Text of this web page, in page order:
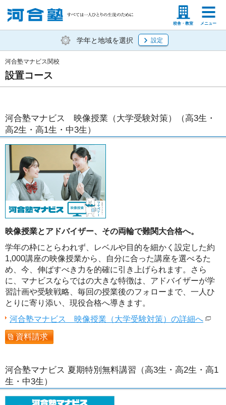
校舎・教室 メニュー
塾生の方 高等学校の先生
学年と地域を選択 設定
設置コース
河合塾マナビス関校
河合塾マナビス 映像授業（大学受験対策）（高3生・
高2生・高1生・中3生）
映像授業とアドバイザー、その両輪で難関大合格へ。
学年の枠にとらわれず、レベルや目的を細かく設定した約
1,000講座の映像授業から、自分に合った講座を選べるた
め、今、伸ばすべき力を的確に引き上げられます。さら
に、マナビスならではの大きな特徴は、アドバイザーが学
習計画や受験戦略、毎回の授業後のフォローまで、一人ひ
とりに寄り添い、現役合格へ導きます。
河合塾マナビス 映像授業（大学受験対策）の詳細へ
資料請求
河合塾マナビス 夏期特別無料講習（高3生・高2生・高1
生・中3生）